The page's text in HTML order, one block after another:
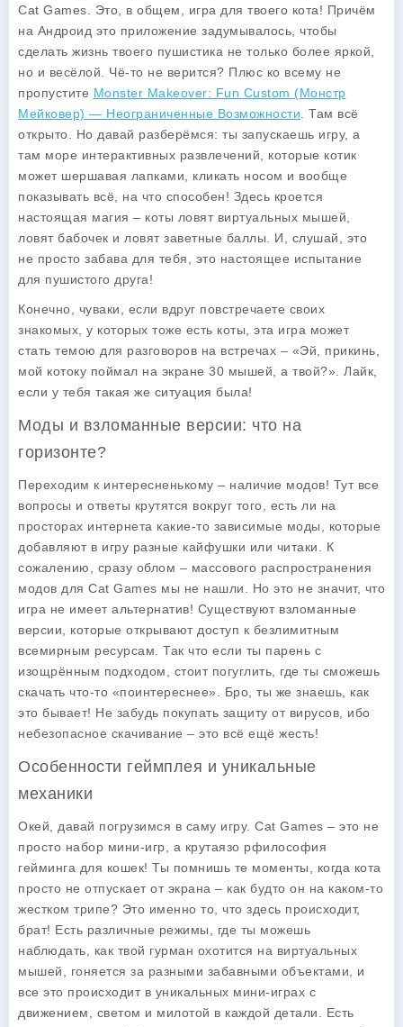
Cat Games. Это, в общем, игра для твоего кота! Причём
на Андроид это приложение задумывалось, чтобы
сделать жизнь твоего пушистика не только более яркой,
но и весёлой. Чё-то не верится? Плюс ко всему не
пропустите Monster Makeover: Fun Custom (Монстр
Мейковер) — Неограниченные Возможности . Там всё
открыто. Но давай разберёмся: ты запускаешь игру, а
там море интерактивных развлечений, которые котик
может шершавая лапками, кликать носом и вообще
показывать всё, на что способен! Здесь кроется
настоящая магия – коты ловят виртуальных мышей,
ловят бабочек и ловят заветные баллы. И, слушай, это
не просто забава для тебя, это настоящее испытание
для пушистого друга!
Конечно, чуваки, если вдруг повстречаете своих
знакомых, у которых тоже есть коты, эта игра может
стать темою для разговоров на встречах – «Эй, прикинь,
мой котоку поймал на экране 30 мышей, а твой?». Лайк,
если у тебя такая же ситуация была!
Моды и взломанные версии: что на
горизонте?
Переходим к интересненькому – наличие модов! Тут все
вопросы и ответы крутятся вокруг того, есть ли на
просторах интернета какие-то зависимые моды, которые
добавляют в игру разные кайфушки или читаки. К
сожалению, сразу облом – массового распространения
модов для Cat Games мы не нашли. Но это не значит, что
игра не имеет альтернатив! Существуют взломанные
версии, которые открывают доступ к безлимитным
всемирным ресурсам. Так что если ты парень с
изощрённым подходом, стоит погуглить, где ты сможешь
скачать что-то «поинтереснее». Бро, ты же знаешь, как
это бывает! Не забудь покупать защиту от вирусов, ибо
небезопасное скачивание – это всё ещё жесть!
Особенности геймплея и уникальные
механики
Окей, давай погрузимся в саму игру. Cat Games – это не
просто набор мини-игр, а крутаязо рфилософия
гейминга для кошек! Ты помнишь те моменты, когда кота
просто не отпускает от экрана – как будто он на каком-то
жестком трипе? Это именно то, что здесь происходит,
брат! Есть различные режимы, где ты можешь
наблюдать, как твой гурман охотится на виртуальных
мышей, гоняется за разными забавными объектами, и
все это происходит в уникальных мини-играх с
движением, светом и милотой в каждой детали. Есть